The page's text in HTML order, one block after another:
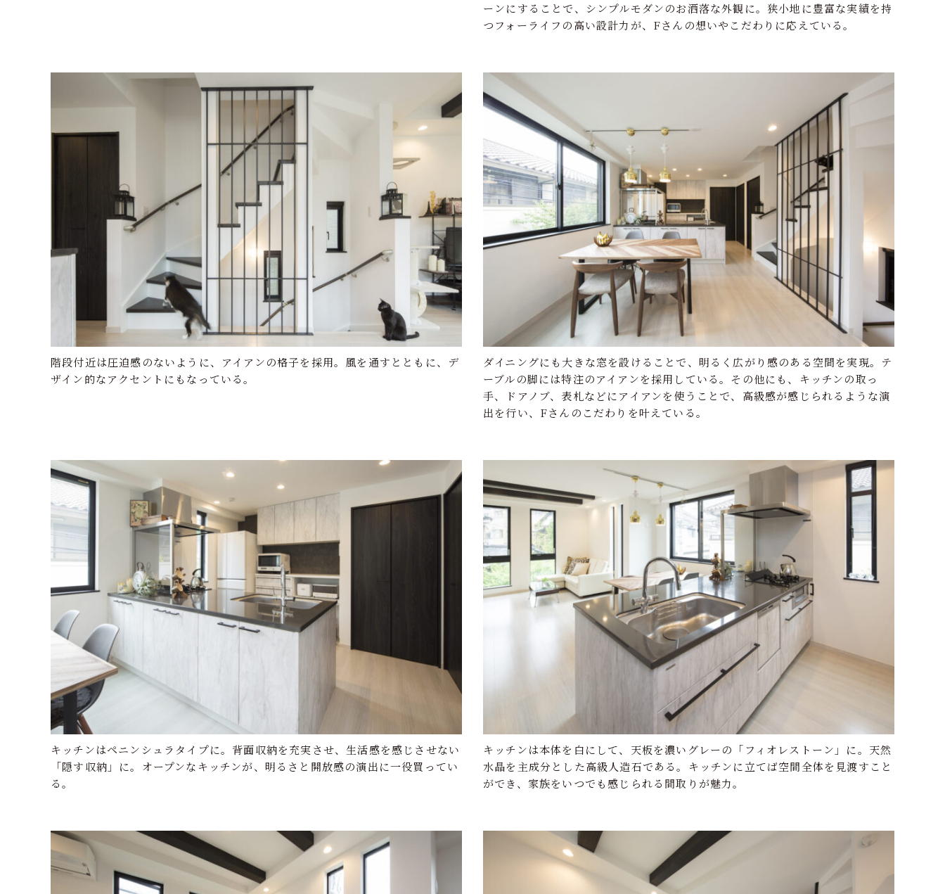
ーンにすることで、シンプルモダンのお洒落な外観に。狭小地に豊富な実績を持
つフォーライフの高い設計力が、Fさんの想いやこだわりに応えている。
階段付近は圧迫感のないように、アイアンの格子を採用。風を通すとともに、デ
ザイン的なアクセントにもなっている。
ダイニングにも大きな窓を設けることで、明るく広がり感のある空間を実現。テ
ーブルの脚には特注のアイアンを採用している。その他にも、キッチンの取っ
手、ドアノブ、表札などにアイアンを使うことで、高級感が感じられるような演
出を行い、Fさんのこだわりを叶えている。
キッチンはペニンシュラタイプに。背面収納を充実させ、生活感を感じさせない
「隠す収納」に。オープンなキッチンが、明るさと開放感の演出に一役買ってい
る。
キッチンは本体を白にして、天板を濃いグレーの「フィオレストーン」に。天然
水晶を主成分とした高級人造石である。キッチンに立てば空間全体を見渡すこと
ができ、家族をいつでも感じられる間取りが魅力。